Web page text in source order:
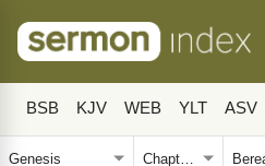
BSB KJV WEB YLT ASV